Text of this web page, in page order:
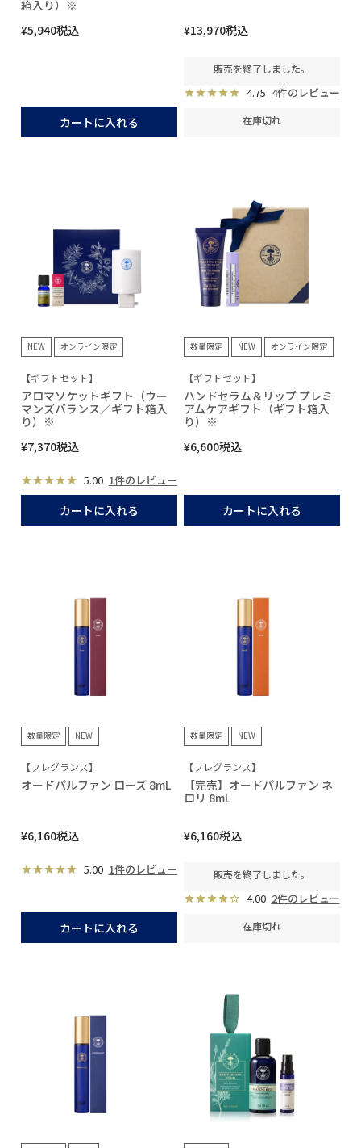
箱入り）※
¥5,940税込
カートに入れる
¥13,970税込
販売を終了しました。
4.75 4件のレビュー
在庫切れ
NEW オンライン限定
【ギフトセット】
アロマソケットギフト（ウー
マンズバランス／ギフト箱入
り）※
¥7,370税込
5.00 1件のレビュー
カートに入れる
数量限定 NEW オンライン限定
【ギフトセット】
ハンドセラム＆リップ プレミ
アムケアギフト（ギフト箱入
り）※
¥6,600税込
カートに入れる
数量限定 NEW
【フレグランス】
オードパルファン ローズ 8mL
¥6,160税込
5.00 1件のレビュー
カートに入れる
数量限定 NEW
【フレグランス】
【完売】オードパルファン ネ
ロリ 8mL
¥6,160税込
販売を終了しました。
4.00 2件のレビュー
在庫切れ